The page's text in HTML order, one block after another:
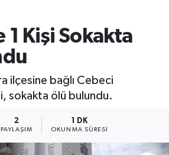
1 Kişi Sokakta
ilçesine bağlı Cebeci
sokakta ölü bulundu.
2
PAYLAŞIM
1 DK
OKUNMA SÜRESI